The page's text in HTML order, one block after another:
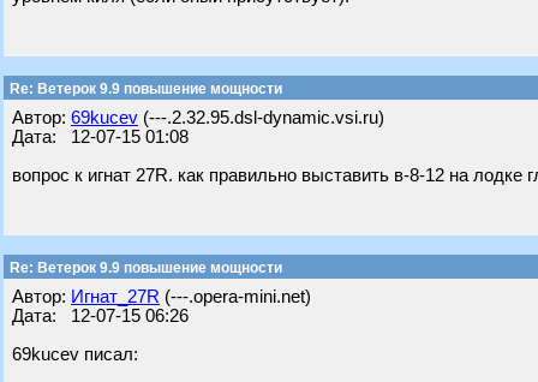
Re: Ветерок 9.9 повышение мощности
Автор: 69kucev (---.2.32.95.dsl-dynamic.vsi.ru)
Дата: 12-07-15 01:08
вопрос к игнат 27R. как правильно выставить в-8-12 на
Re: Ветерок 9.9 повышение мощности
Автор: Игнат_27R (---.opera-mini.net)
Дата: 12-07-15 06:26
69kucev писал: